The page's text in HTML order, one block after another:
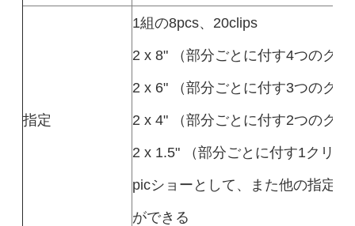
指定
1組の8pcs、20clips
2 x 8" （部分ごとに付す4つのクリ
2 x 6" （部分ごとに付す3つのクリ
2 x 4" （部分ごとに付す2つのクリ
2 x 1.5" （部分ごとに付す1クリッ
picショーとして、また他の指定を
ができる